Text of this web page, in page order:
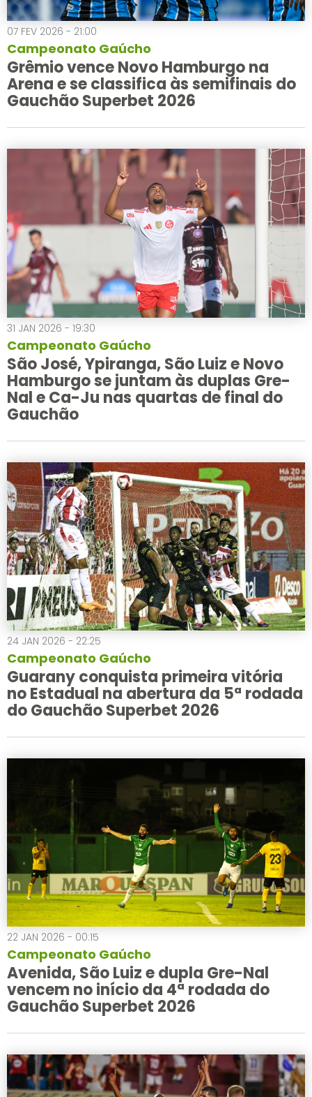
07 FEV 2026 - 21:00
Campeonato Gaúcho
Grêmio vence Novo Hamburgo na
Arena e se classifica às semifinais do
Gauchão Superbet 2026
31 JAN 2026 - 19:30
Campeonato Gaúcho
São José, Ypiranga, São Luiz e Novo
Hamburgo se juntam às duplas Gre-
Nal e Ca-Ju nas quartas de final do
Gauchão
24 JAN 2026 - 22:25
Campeonato Gaúcho
Guarany conquista primeira vitória
no Estadual na abertura da 5ª rodada
do Gauchão Superbet 2026
22 JAN 2026 - 00:15
Campeonato Gaúcho
Avenida, São Luiz e dupla Gre-Nal
vencem no início da 4ª rodada do
Gauchão Superbet 2026